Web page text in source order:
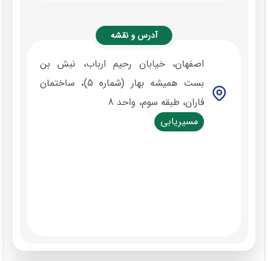
آدرس و نقشه
اصفهان، خیابان رحیم ارباب، نبش بن
بست همیشه بهار (شماره 5)، ساختمان
فاران، طبقه سوم، واحد 8
مسیریابی